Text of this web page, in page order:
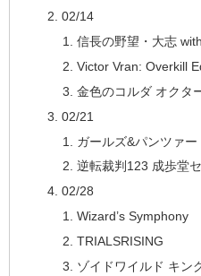
02/14
信長の野望・大志
Victor Vran: Overkill
金色のコルダ オクタ
02/21
ガールズ&パンツァ
逆転裁判123 成歩堂
02/28
Wizard’s Symphony
TRIALSRISING
ゾイドワイルド キン